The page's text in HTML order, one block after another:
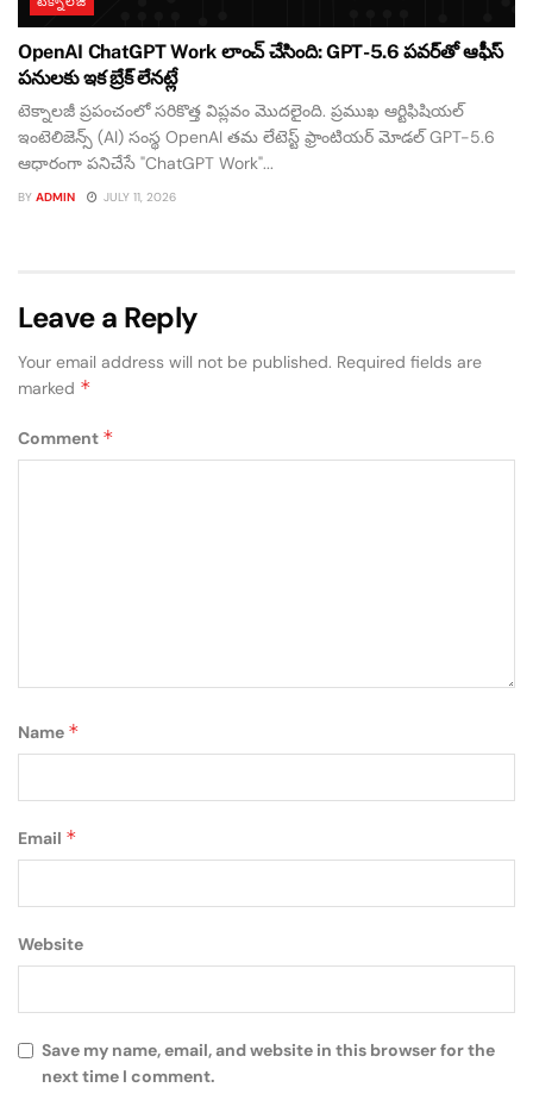
OpenAI ChatGPT Work లాంచ్ చేసింది: GPT-5.6 పవర్‌తో ఆఫీస్
పనులకు ఇక బ్రేక్ లేనట్లే
టెక్నాలజీ ప్రపంచంలో సరికొత్త విప్లవం మొదలైంది. ప్రముఖ ఆర్టిఫిషియల్
ఇంటెలిజెన్స్ (AI) సంస్థ OpenAI తమ లేటెస్ట్ ఫ్రాంటియర్ మోడల్ GPT-5.6
ఆధారంగా పనిచేసే "ChatGPT Work"...
BY ADMIN JULY 11, 2026
Leave a Reply
Your email address will not be published. Required fields are
marked *
Comment *
Name *
Email *
Website
Save my name, email, and website in this browser for the
next time I comment.